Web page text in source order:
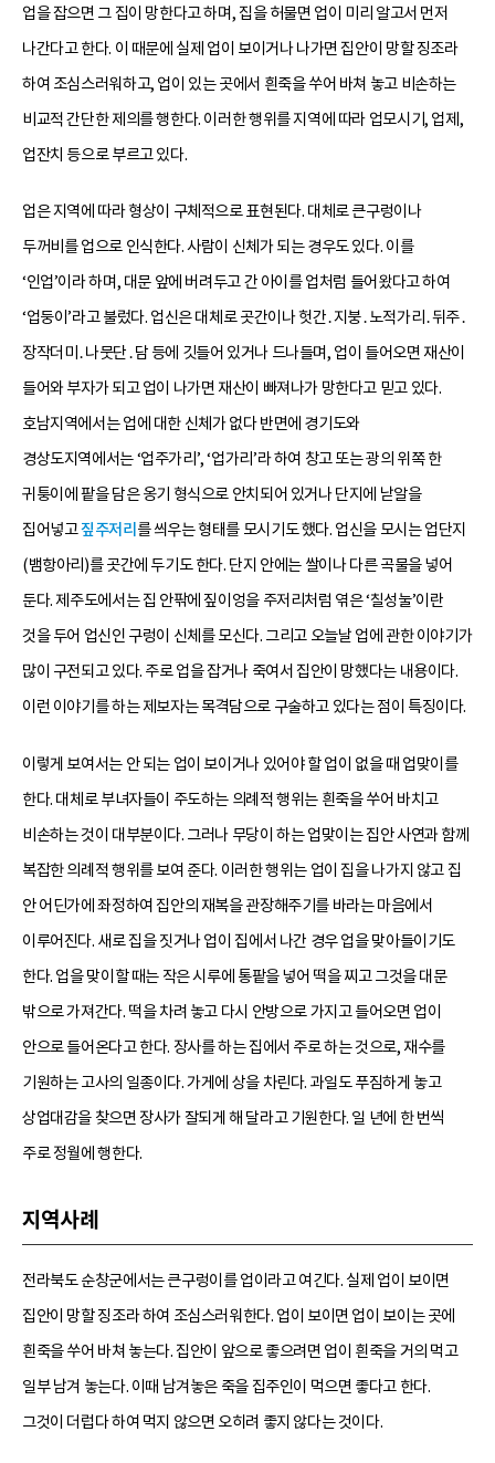
업을 잡으면 그 집이 망한다고 하며, 집을 허물면 업이 미리 알고서 먼저
나간다고 한다. 이 때문에 실제 업이 보이거나 나가면 집안이 망할 징조라
하여 조심스러워하고, 업이 있는 곳에서 흰죽을 쑤어 바쳐 놓고 비손하는
비교적 간단한 제의를 행한다. 이러한 행위를 지역에 따라 업모시기, 업제,
업잔치 등으로 부르고 있다.
업은 지역에 따라 형상이 구체적으로 표현된다. 대체로 큰구렁이나
두꺼비를 업으로 인식한다. 사람이 신체가 되는 경우도 있다. 이를
‘인업’이라 하며, 대문 앞에 버려두고 간 아이를 업처럼 들어왔다고 하여
‘업둥이’라고 불렀다. 업신은 대체로 곳간이나 헛간․지붕․노적가리․뒤주․
장작더미․나뭇단․담 등에 깃들어 있거나 드나들며, 업이 들어오면 재산이
들어와 부자가 되고 업이 나가면 재산이 빠져나가 망한다고 믿고 있다.
호남지역에서는 업에 대한 신체가 없다 반면에 경기도와
경상도지역에서는 ‘업주가리’, ‘업가리’라 하여 창고 또는 광의 위쪽 한
귀퉁이에 팥을 담은 옹기 형식으로 안치되어 있거나 단지에 낟알을
집어넣고짚주저리 를 씌우는 형태를 모시기도 했다. 업신을 모시는 업단지
(뱀항아리)를 곳간에 두기도 한다. 단지 안에는 쌀이나 다른 곡물을 넣어
둔다. 제주도에서는 집 안팎에 짚이엉을 주저리처럼 엮은 ‘칠성눌’이란
것을 두어 업신인 구렁이 신체를 모신다. 그리고 오늘날 업에 관한 이야기가
많이 구전되고 있다. 주로 업을 잡거나 죽여서 집안이 망했다는 내용이다.
이런 이야기를 하는 제보자는 목격담으로 구술하고 있다는 점이 특징이다.
이렇게 보여서는 안 되는 업이 보이거나 있어야 할 업이 없을 때 업맞이를
한다. 대체로 부녀자들이 주도하는 의례적 행위는 흰죽을 쑤어 바치고
비손하는 것이 대부분이다. 그러나 무당이 하는 업맞이는 집안 사연과 함께
복잡한 의례적 행위를 보여 준다. 이러한 행위는 업이 집을 나가지 않고 집
안 어딘가에 좌정하여 집안의 재복을 관장해주기를 바라는 마음에서
이루어진다. 새로 집을 짓거나 업이 집에서 나간 경우 업을 맞아들이기도
한다. 업을 맞이할 때는 작은 시루에 통팥을 넣어 떡을 찌고 그것을 대문
밖으로 가져간다. 떡을 차려 놓고 다시 안방으로 가지고 들어오면 업이
안으로 들어온다고 한다. 장사를 하는 집에서 주로 하는 것으로, 재수를
기원하는 고사의 일종이다. 가게에 상을 차린다. 과일도 푸짐하게 놓고
상업대감을 찾으면 장사가 잘되게 해 달라고 기원한다. 일 년에 한 번씩
주로 정월에 행한다.
지역사례
전라북도 순창군에서는 큰구렁이를 업이라고 여긴다. 실제 업이 보이면
집안이 망할 징조라 하여 조심스러워한다. 업이 보이면 업이 보이는 곳에
흰죽을 쑤어 바쳐 놓는다. 집안이 앞으로 좋으려면 업이 흰죽을 거의 먹고
일부 남겨 놓는다. 이때 남겨놓은 죽을 집주인이 먹으면 좋다고 한다.
그것이 더럽다 하여 먹지 않으면 오히려 좋지 않다는 것이다.